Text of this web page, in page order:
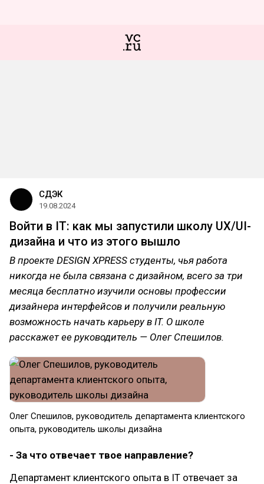
СДЭК
19.08.2024
Войти в IT: как мы запустили школу UX/UI-
дизайна и что из этого вышло
В проекте DESIGN XPRESS студенты, чья работа
никогда не была связана с дизайном, всего за три
месяца бесплатно изучили основы профессии
дизайнера интерфейсов и получили реальную
возможность начать карьеру в IT. О школе
расскажет ее руководитель — Олег Спешилов.
Олег Спешилов, руководитель департамента клиентского
опыта, руководитель школы дизайна
- За что отвечает твое направление?
Департамент клиентского опыта в IT отвечает за